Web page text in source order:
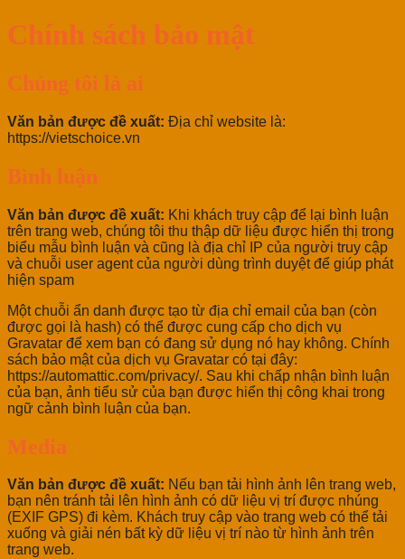
Chính sách bảo mật
Chúng tôi là ai
Văn bản được đề xuất: Địa chỉ website là:
https://vietschoice.vn
Bình luận
Văn bản được đề xuất: Khi khách truy cập để lại bình luận
trên trang web, chúng tôi thu thập dữ liệu được hiển thị trong
biểu mẫu bình luận và cũng là địa chỉ IP của người truy cập
và chuỗi user agent của người dùng trình duyệt để giúp phát
hiện spam
Một chuỗi ẩn danh được tạo từ địa chỉ email của bạn (còn
được gọi là hash) có thể được cung cấp cho dịch vụ
Gravatar để xem bạn có đang sử dụng nó hay không. Chính
sách bảo mật của dịch vụ Gravatar có tại đây:
https://automattic.com/privacy/. Sau khi chấp nhận bình luận
của bạn, ảnh tiểu sử của bạn được hiển thị công khai trong
ngữ cảnh bình luận của bạn.
Media
Văn bản được đề xuất: Nếu bạn tải hình ảnh lên trang web,
bạn nên tránh tải lên hình ảnh có dữ liệu vị trí được nhúng
(EXIF GPS) đi kèm. Khách truy cập vào trang web có thể tải
xuống và giải nén bất kỳ dữ liệu vị trí nào từ hình ảnh trên
trang web.